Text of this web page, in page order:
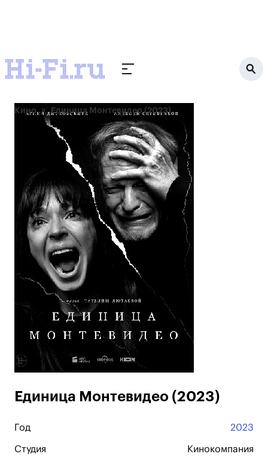
Кино Единица Монтевидео (2023)
Единица Монтевидео (2023)
Год 2023
Студия
Кинокомпания